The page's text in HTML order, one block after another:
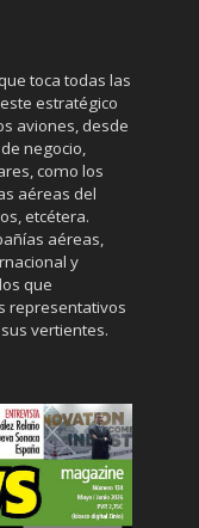
toca todas las
estratégico
aviones, desde
negocio,
como los
aéreas del
etcétera.
aéreas,
y
que
representativos
vertientes.